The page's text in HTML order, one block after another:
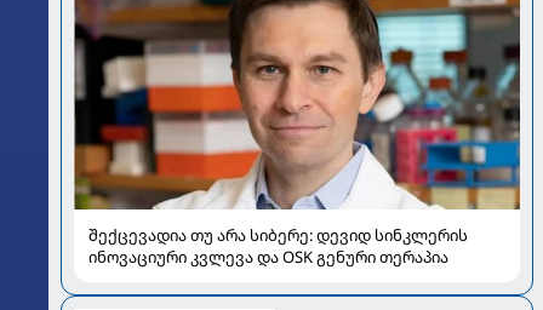
შექცევადია თუ არა სიბერე: დევიდ სინკლერის
ინოვაციური კვლევა და OSK გენური თერაპია